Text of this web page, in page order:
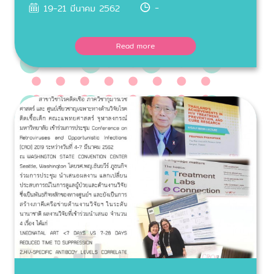
19-21 มีนาคม 2562
-
Read more